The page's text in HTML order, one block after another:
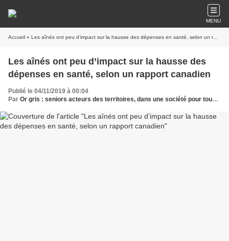
MENU
Accueil » Les aînés ont peu d’impact sur la hausse des dépenses en santé, selon un rapport canadien
Les aînés ont peu d’impact sur la hausse des
dépenses en santé, selon un rapport canadien
Publié le 04/11/2019 à 00:04
Par Or gris : seniors acteurs des territoires, dans une société pour tous les âges